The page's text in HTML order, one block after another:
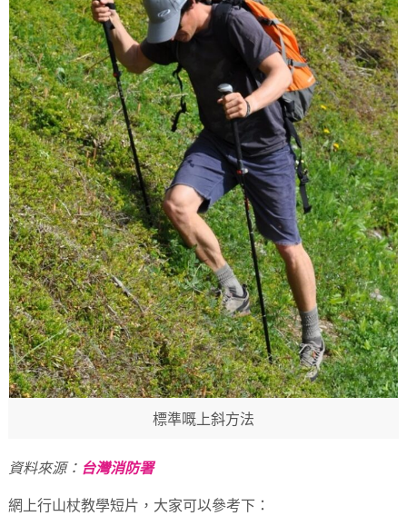
標準嘅上斜方法
資料來源： 台灣消防署
網上行山杖教學短片，大家可以參考下：